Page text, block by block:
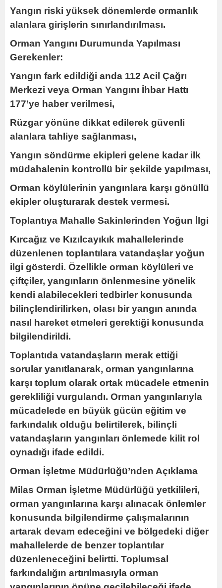
Yangın riski yüksek dönemlerde ormanlık
alanlara girişlerin sınırlandırılması.
Orman Yangını Durumunda Yapılması
Gerekenler:
Yangın fark edildiği anda 112 Acil Çağrı
Merkezi veya Orman Yangını İhbar Hattı
177’ye haber verilmesi,
Rüzgar yönüne dikkat edilerek güvenli
alanlara tahliye sağlanması,
Yangın söndürme ekipleri gelene kadar ilk
müdahalenin kontrollü bir şekilde yapılması,
Orman köylülerinin yangınlara karşı gönüllü
ekipler oluşturarak destek vermesi.
Toplantıya Mahalle Sakinlerinden Yoğun İlgi
Kırcağız ve Kızılcayıkık mahallelerinde
düzenlenen toplantılara vatandaşlar yoğun
ilgi gösterdi. Özellikle orman köylüleri ve
çiftçiler, yangınların önlenmesine yönelik
kendi alabilecekleri tedbirler konusunda
bilinçlendirilirken, olası bir yangın anında
nasıl hareket etmeleri gerektiği konusunda
bilgilendirildi.
Toplantıda vatandaşların merak ettiği
sorular yanıtlanarak, orman yangınlarına
karşı toplum olarak ortak mücadele etmenin
gerekliliği vurgulandı. Orman yangınlarıyla
mücadelede en büyük gücün eğitim ve
farkındalık olduğu belirtilerek, bilinçli
vatandaşların yangınları önlemede kilit rol
oynadığı ifade edildi.
Orman İşletme Müdürlüğü’nden Açıklama
Milas Orman İşletme Müdürlüğü yetkilileri,
orman yangınlarına karşı alınacak önlemler
konusunda bilgilendirme çalışmalarının
artarak devam edeceğini ve bölgedeki diğer
mahallelerde de benzer toplantılar
düzenleneceğini belirtti. Toplumsal
farkındalığın artırılmasıyla orman